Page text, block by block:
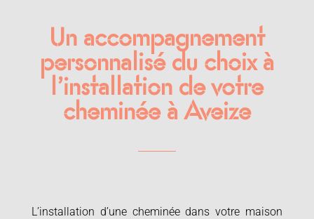
Un accompagnement
personnalisé du choix à
l’installation de votre
cheminée à Aveize
L’installation d’une cheminée dans votre maison